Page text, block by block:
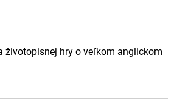
životopisnej hry o veľkom anglickom